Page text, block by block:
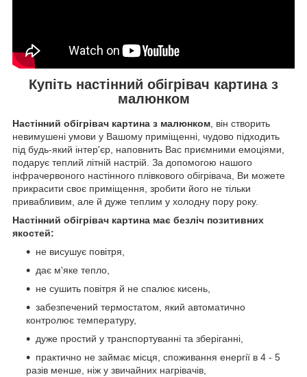
Купіть настінний обігрівач картина з
малюнком
Настінний обігрівач картина з малюнком , він створить
невимушені умови у Вашому приміщенні, чудово підходить
під будь-який інтер'єр, наповнить Вас приємними емоціями,
подарує теплий літній настрій. За допомогою нашого
інфрачервоного настінного плівкового обігрівача, Ви можете
прикрасити своє приміщення, зробити його не тільки
привабливим, але й дуже теплим у холодну пору року.
Настінний обігрівач картина має безліч позитивних
якостей:
не висушує повітря,
дає м'яке тепло,
не сушить повітря й не спалює кисень,
забезпечений термостатом, який автоматично
контролює температуру,
дуже простий у транспортуванні та зберіганні,
практично не займає місця, споживання енергії в 4 - 5
разів менше, ніж у звичайних нагрівачів,